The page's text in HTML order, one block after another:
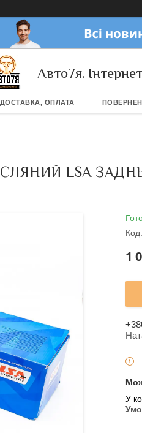
Авто7я.
ДОСТАВКА, ОПЛАТА
LSA ЗАДНЬОЇ
Код:
1
У